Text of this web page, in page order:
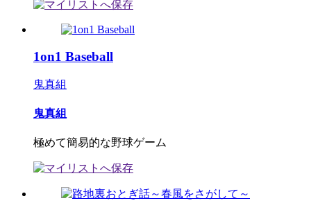
1on1 Baseball
鬼真組
鬼真組
極めて簡易的な野球ゲーム